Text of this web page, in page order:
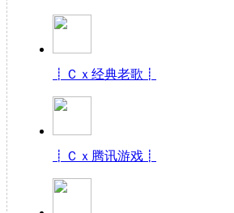
┋Ｃｘ经典老歌┋
┋Ｃｘ腾讯游戏┋